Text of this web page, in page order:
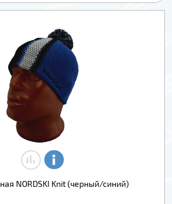
NORDSKI Knit (черный/синий)